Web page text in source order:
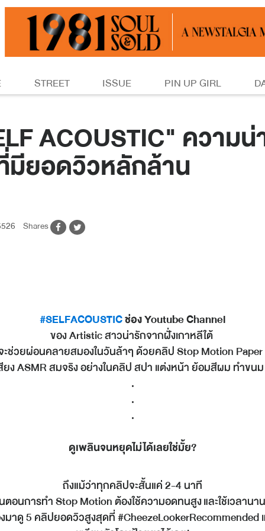
STREET ISSUE PIN UP GIRL
ACOUSTIC" ความน่
มียอดวิวหลักล้าน
Shares
#SELFACOUSTICช่อง Youtube Channel
ของ Artistic สาวน่ารักจากฝั่งเกาหลีใต้
ะช่วยผ่อนคลายสมองในวันล้าๆ ด้วยคลิป Stop Motion
สียง ASMR สมจริง อย่างในคลิป สปา แต่งหน้า ย้อมสีผม ทำข
.
.
.
ดูเพลินจนหยุดไม่ได้เลยใช่มั้ย?
ถึงแม้ว่าทุกคลิปจะสั้นแค่ 2-4 นาที
ตอนการทำ Stop Motion ต้องใช้ความอดทนสูง และใช้เวลานา
มาดู 5 คลิปยอดวิวสูงสุดที่ #CheezeLookerRecommended เ